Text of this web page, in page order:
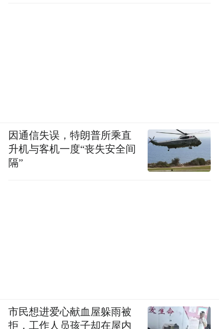
因通信失误，特朗普所乘直
升机与客机一度“丧失安全间
隔”
市民想进爱心献血屋躲雨被
拒，工作人员孩子却在屋内